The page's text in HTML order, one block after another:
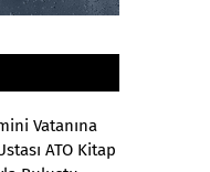
Vatanına
ATO Kitap